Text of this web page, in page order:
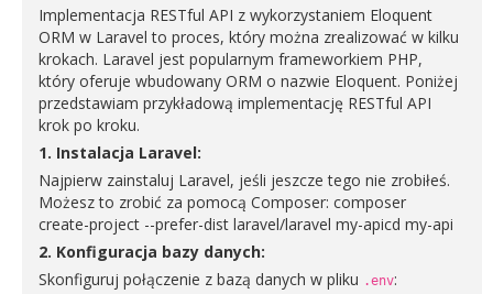
Implementacja RESTful API z wykorzystaniem Eloquent
ORM w Laravel to proces, który można zrealizować w kilku
krokach. Laravel jest popularnym frameworkiem PHP,
który oferuje wbudowany ORM o nazwie Eloquent. Poniżej
przedstawiam przykładową implementację RESTful API
krok po kroku.
1. Instalacja Laravel:
Najpierw zainstaluj Laravel, jeśli jeszcze tego nie zrobiłeś.
Możesz to zrobić za pomocą Composer: composer
create-project --prefer-dist laravel/laravel my-apicd my-api
2. Konfiguracja bazy danych:
Skonfiguruj połączenie z bazą danych w pliku .env: